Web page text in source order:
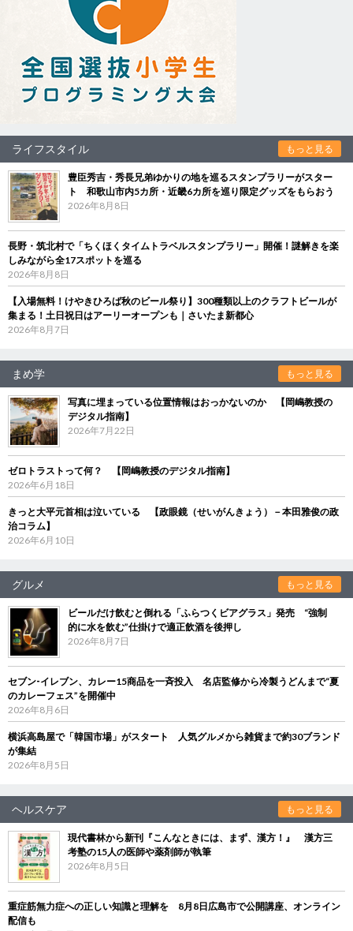
ライフスタイル もっと見る
豊臣秀吉・秀長兄弟ゆかりの地を巡るスタンプラリーがスター
ト 和歌山市内5カ所・近畿6カ所を巡り限定グッズをもらおう
2026年8月8日
長野・筑北村で「ちくほくタイムトラベルスタンプラリー」開催！謎解きを楽
しみながら全17スポットを巡る
2026年8月8日
【入場無料！けやきひろば秋のビール祭り】300種類以上のクラフトビールが
集まる！土日祝日はアーリーオープンも｜さいたま新都心
2026年8月7日
まめ学 もっと見る
写真に埋まっている位置情報はおっかないのか 【岡嶋教授の
デジタル指南】
2026年7月22日
ゼロトラストって何？ 【岡嶋教授のデジタル指南】
2026年6月18日
きっと大平元首相は泣いている 【政眼鏡（せいがんきょう）－本田雅俊の政
治コラム】
2026年6月10日
グルメ もっと見る
ビールだけ飲むと倒れる「ふらつくビアグラス」発売 “強制
的に水を飲む”仕掛けで適正飲酒を後押し
2026年8月7日
セブン‐イレブン、カレー15商品を一斉投入 名店監修から冷製うどんまで“夏
のカレーフェス”を開催中
2026年8月6日
横浜高島屋で「韓国市場」がスタート 人気グルメから雑貨まで約30ブランド
が集結
2026年8月5日
ヘルスケア もっと見る
現代書林から新刊『こんなときには、まず、漢方！』 漢方三
考塾の15人の医師や薬剤師が執筆
2026年8月5日
重症筋無力症への正しい知識と理解を 8月8日広島市で公開講座、オンライン
配信も